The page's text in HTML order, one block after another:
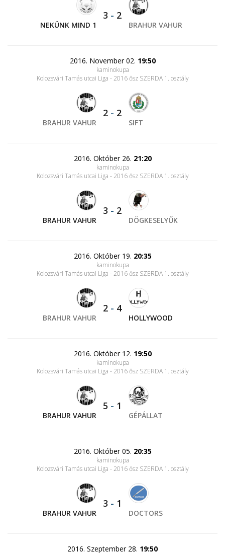
NEKÜNK MIND 1
3 - 2
BRAHUR VAHUR
2016. November 02. 19:50
kaminokupa
Kolozsvári Tamás utcai Liga - 2016 ősz SZERDA 1. osztály
BRAHUR VAHUR
2 - 2
SIFT
2016. Október 26. 21:20
kaminokupa
Kolozsvári Tamás utcai Liga - 2016 ősz SZERDA 1. osztály
BRAHUR VAHUR
3 - 2
DÖGKESELYŰK
2016. Október 19. 20:35
kaminokupa
Kolozsvári Tamás utcai Liga - 2016 ősz SZERDA 1. osztály
BRAHUR VAHUR
2 - 4
HOLLYWOOD
2016. Október 12. 19:50
kaminokupa
Kolozsvári Tamás utcai Liga - 2016 ősz SZERDA 1. osztály
BRAHUR VAHUR
5 - 1
GÉPÁLLAT
2016. Október 05. 20:35
kaminokupa
Kolozsvári Tamás utcai Liga - 2016 ősz SZERDA 1. osztály
BRAHUR VAHUR
3 - 1
DOCTORS
2016. Szeptember 28. 19:50